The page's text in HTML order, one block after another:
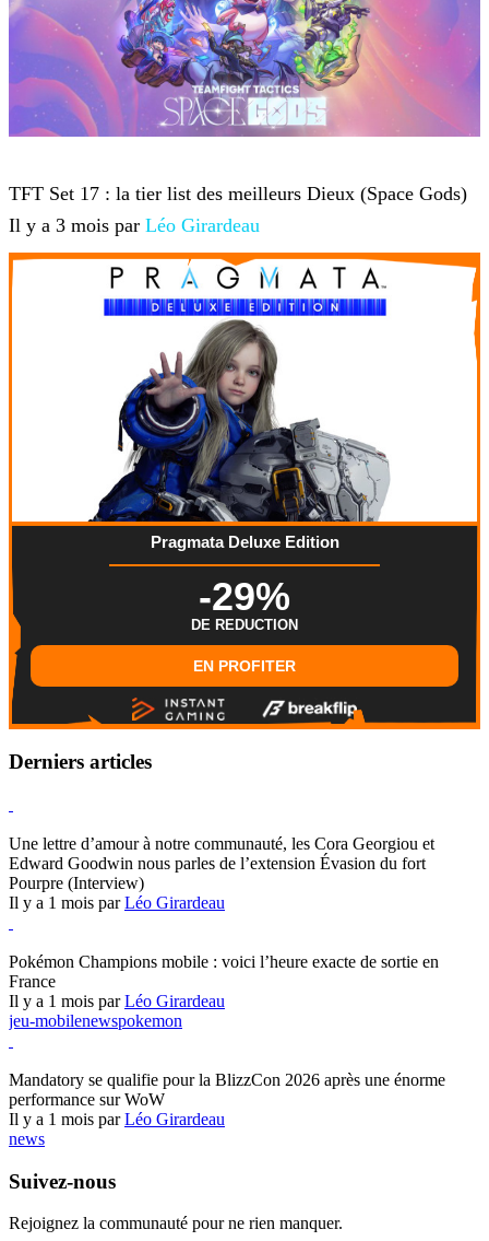
TFT Set 17 : la tier list des meilleurs Dieux (Space Gods)
Il y a 3 mois par Léo Girardeau
Pragmata Deluxe Edition
-29%
DE REDUCTION
EN PROFITER
Derniers articles
Une lettre d’amour à notre communauté, les Cora Georgiou et
Edward Goodwin nous parles de l’extension Évasion du fort
Pourpre (Interview)
Il y a 1 mois parLéo Girardeau
Pokémon Champions mobile : voici l’heure exacte de sortie en
France
Il y a 1 mois parLéo Girardeau
jeu-mobilenewspokemon
Mandatory se qualifie pour la BlizzCon 2026 après une énorme
performance sur WoW
Il y a 1 mois parLéo Girardeau
news
Suivez-nous
Rejoignez la communauté pour ne rien manquer.